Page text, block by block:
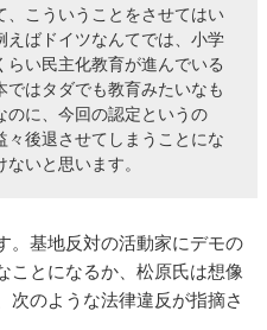
、こういうことをさせてはい
えばドイツなんてでは、小学
い民主化教育が進んでいる
はタダでも教育みたいなも
のに、今回の認定というの
々後退させてしまうことにな
いと思います。
。基地反対の活動家にデモの
ことになるか、松原氏は想像
次のような法律違反が指摘さ